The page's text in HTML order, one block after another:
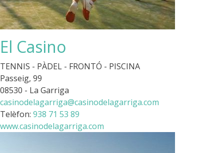
El Casino
TENNIS - PÀDEL - FRONTÓ - PISCINA
Passeig, 99
08530 - La Garriga
casinodelagarriga@casinodelagarriga.com
Telèfon: 938 71 53 89
www.casinodelagarriga.com